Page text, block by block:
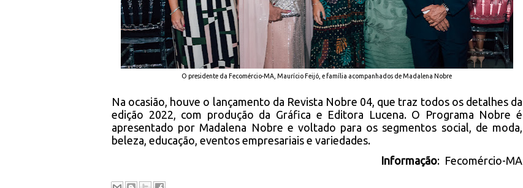
O presidente da Fecomércio-MA, Maurício Feijó, e família acompanhados de Madalena Nobre
Na ocasião, houve o lançamento da Revista Nobre 04, que traz todos os detalhes da
edição 2022, com produção da Gráfica e Editora Lucena. O Programa Nobre é
apresentado por Madalena Nobre e voltado para os segmentos social, de moda,
beleza, educação, eventos empresariais e variedades.
Informação: Fecomércio-MA